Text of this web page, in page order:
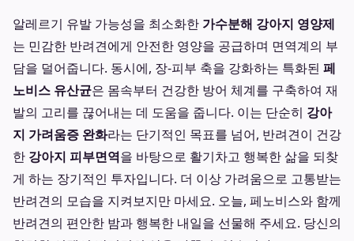
알레르기 유발 가능성을 최소화한 가수분해 강아지 영양제
는 민감한 반려견에게 안전한 영양을 공급하며 면역계의 부
담을 덜어줍니다. 동시에, 장-피부 축을 강화하는 특화된 페
노비스 유산균은 몸속부터 건강한 방어 체계를 구축하여 재
발의 고리를 끊어내는 데 도움을 줍니다. 이는 단순히 강아
지 가려움증 완화라는 단기적인 목표를 넘어, 반려견이 건강
한 강아지 피부면역을 바탕으로 활기차고 행복한 삶을 되찾
게 하는 장기적인 투자입니다. 더 이상 가려움으로 고통받는
반려견의 모습을 지켜보지만 마세요. 오늘, 페노비스와 함께
반려견의 편안한 밤과 행복한 내일을 선물해 주세요. 당신의